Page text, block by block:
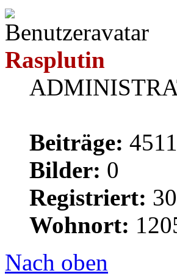
Rasplutin
Beiträge: 4511
Bilder: 0
Registriert:
Wohnort:
Nach oben